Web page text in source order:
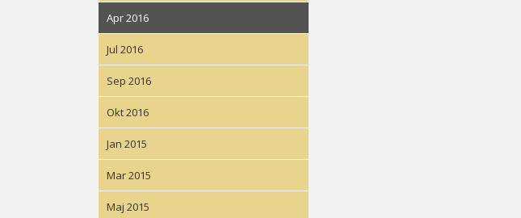
Apr 2016
Jul 2016
Sep 2016
Okt 2016
Jan 2015
Mar 2015
Maj 2015